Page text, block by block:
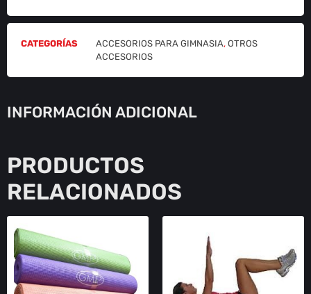
CATEGORÍAS ACCESORIOS PARA GIMNASIA, OTROS
ACCESORIOS
INFORMACIÓN ADICIONAL
PRODUCTOS
RELACIONADOS